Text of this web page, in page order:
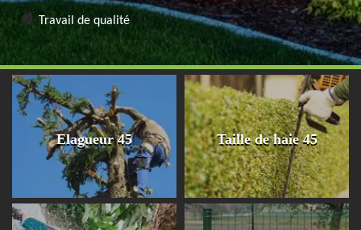
Travail de qualité
Elagueur 45 Taille de haie 45